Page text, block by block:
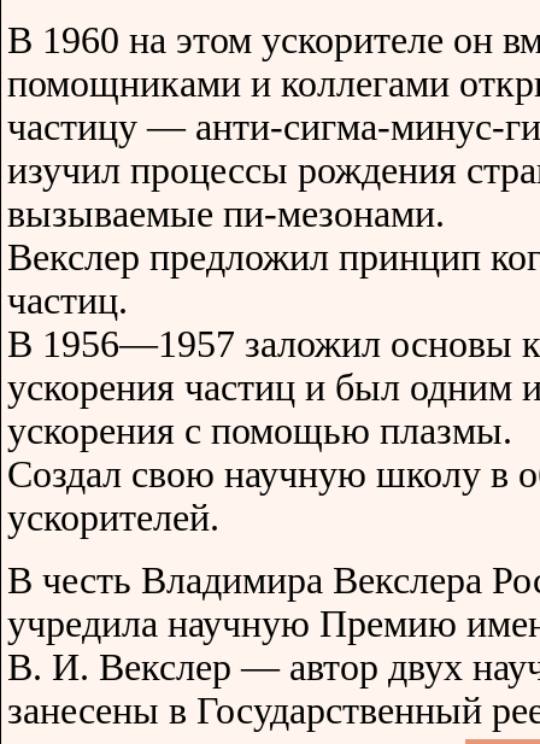
В 1960 на этом ускорителе он
помощниками и коллегами
частицу — анти-сигма-минус-
изучил процессы рождения
вызываемые пи-мезонами.
Векслер предложил принцип
частиц.
В 1956—1957 заложил основы
ускорения частиц и был одним
ускорения с помощью плазмы.
Создал свою научную школу в
ускорителей.
В честь Владимира Векслера
учредила научную Премию
В. И. Векслер — автор двух
занесены в Государственный